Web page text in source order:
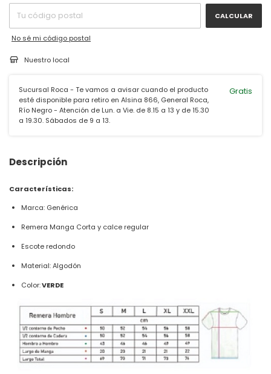
CALCULAR
No sé mi código postal
Nuestro local
Sucursal Roca - Te vamos a avisar cuando el producto
esté disponible para retiro en Alsina 866, General Roca,
Río Negro - Atención de Lun. a Vie. de 8.15 a 13 y de 15.30
a 19.30. Sábados de 9 a 13.
Gratis
Descripción
Características:
Marca: Genérica
Remera Manga Corta y calce regular
Escote redondo
Material: Algodón
Color:VERDE